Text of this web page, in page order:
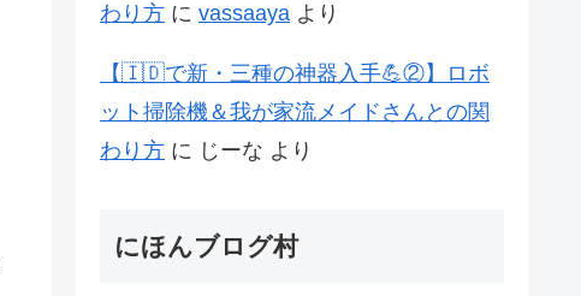
わり方 に vassaaya より
【🇮🇩で新・三種の神器入手💪②】ロボ
ット掃除機＆我が家流メイドさんとの関
わり方 に じーな より
にほんブログ村